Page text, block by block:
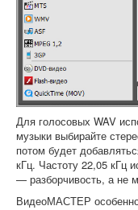
Для голосовых WAV
музыки выбирайте
потом будет
кГц. Частоту 22,05 кГц
— разборчивость, а не
ВидеоМАСТЕР